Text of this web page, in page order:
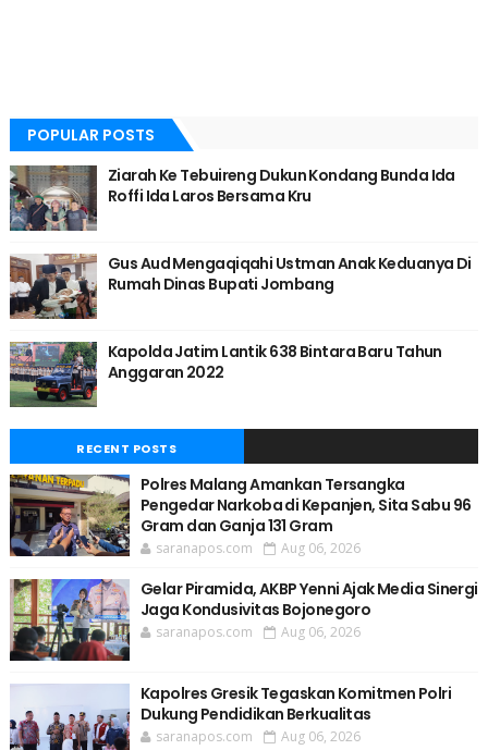
POPULAR POSTS
Ziarah Ke Tebuireng Dukun Kondang Bunda Ida
Roffi Ida Laros Bersama Kru
Gus Aud Mengaqiqahi Ustman Anak Keduanya Di
Rumah Dinas Bupati Jombang
Kapolda Jatim Lantik 638 Bintara Baru Tahun
Anggaran 2022
RECENT POSTS
Polres Malang Amankan Tersangka
Pengedar Narkoba di Kepanjen, Sita Sabu 96
Gram dan Ganja 131 Gram
saranapos.com Aug 06, 2026
Gelar Piramida, AKBP Yenni Ajak Media Sinergi
Jaga Kondusivitas Bojonegoro
saranapos.com Aug 06, 2026
Kapolres Gresik Tegaskan Komitmen Polri
Dukung Pendidikan Berkualitas
saranapos.com Aug 06, 2026